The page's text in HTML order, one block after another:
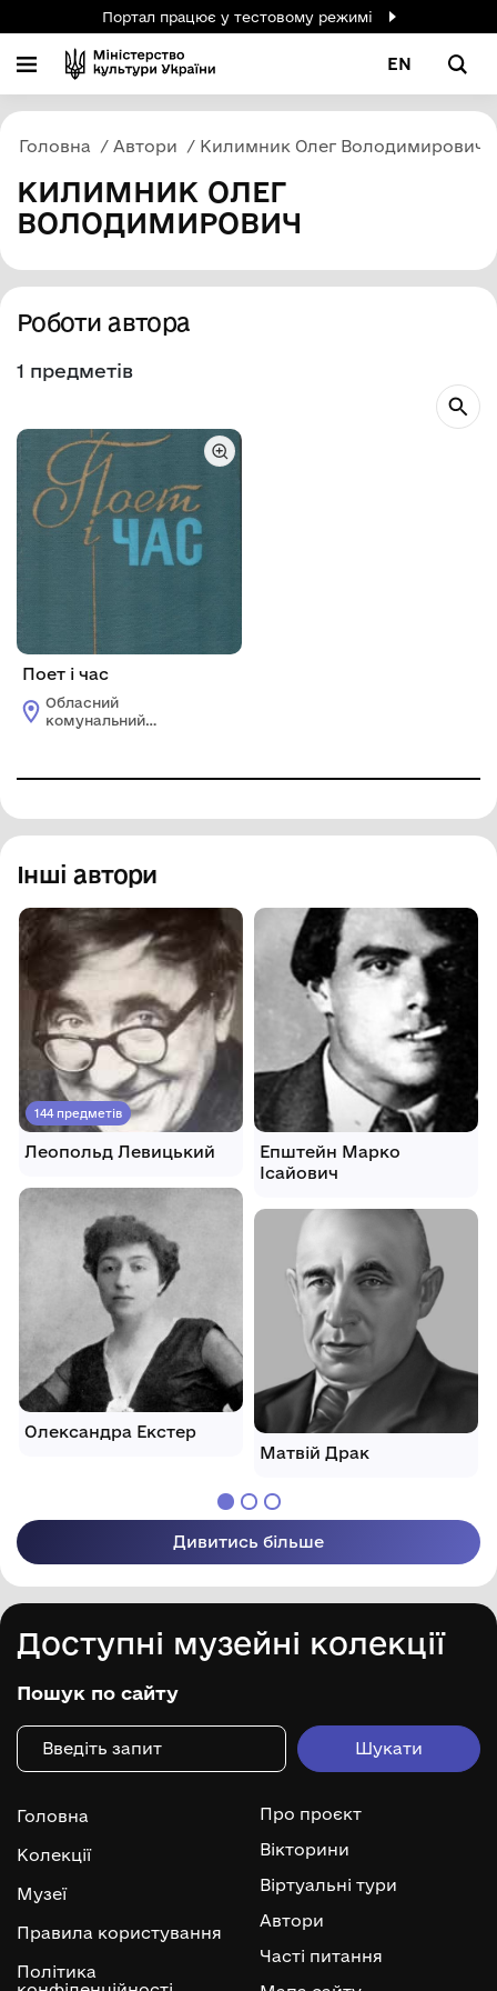
Портал працює у тестовому режимі
EN
Головна Автори Килимник Олег Володимирович
КИЛИМНИК ОЛЕГ
ВОЛОДИМИРОВИЧ
Роботи автора
1 предметів
Поет і час
Обласний
комунальний
Інші автори
144 предметів
Леопольд Левицький
Олександра Екстер
Епштейн Марко
Ісайович
Матвій Драк
Дивитись більше
Доступні музейні колекції
Пошук по сайту
Головна
Колекції
Музеї
Правила користування
Політика
Про проєкт
Вікторини
Віртуальні тури
Автори
Часті питання